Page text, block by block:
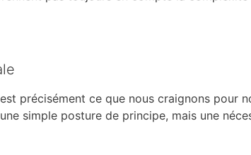
est précisément ce que nous craignons pour
simple posture de principe, mais une